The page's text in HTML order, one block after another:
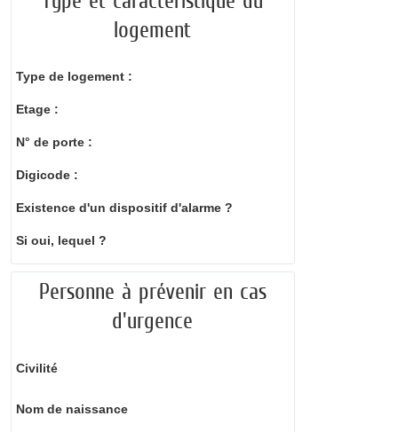
logement
Type de logement :
Etage :
N° de porte :
Digicode :
Existence d'un dispositif d'alarme ?
Si oui, lequel ?
Personne à prévenir en cas
d'urgence
Civilité
Nom de naissance